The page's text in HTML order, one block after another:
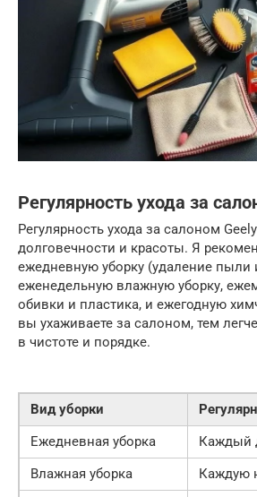
Регулярность ухода за
Регулярность ухода за салоном
долговечности и красоты. Я
ежедневную уборку (удаление пыли
еженедельную влажную уборку,
обивки и пластика, и ежегодную
вы ухаживаете за салоном, тем
в чистоте и порядке.
Вид уборки
Ежедневная уборка
Каждый
Влажная уборка
Каждую